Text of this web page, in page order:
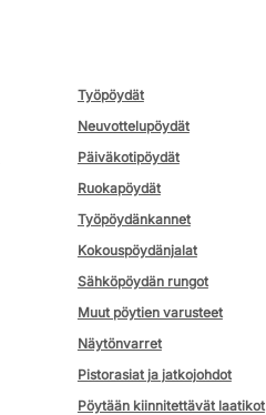
Työpöydät
Neuvottelupöydät
Päiväkotipöydät
Ruokapöydät
Työpöydänkannet
Kokouspöydänjalat
Sähköpöydän rungot
Muut pöytien varusteet
Näytönvarret
Pistorasiat ja jatkojohdot
Pöytään kiinnitettävät laatikot